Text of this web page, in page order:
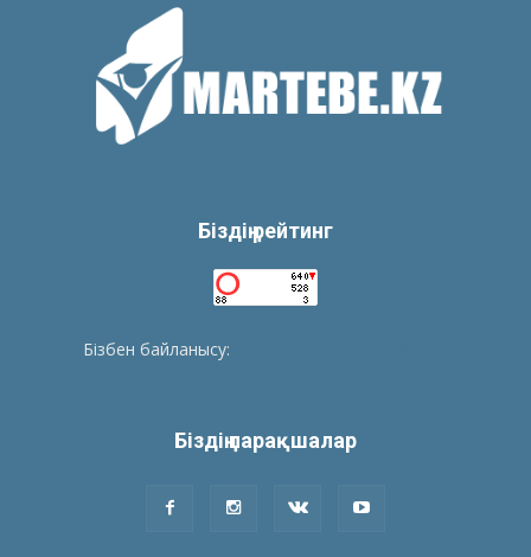
Біздің рейтинг
Бізбен байланысу:
Біздің парақшалар